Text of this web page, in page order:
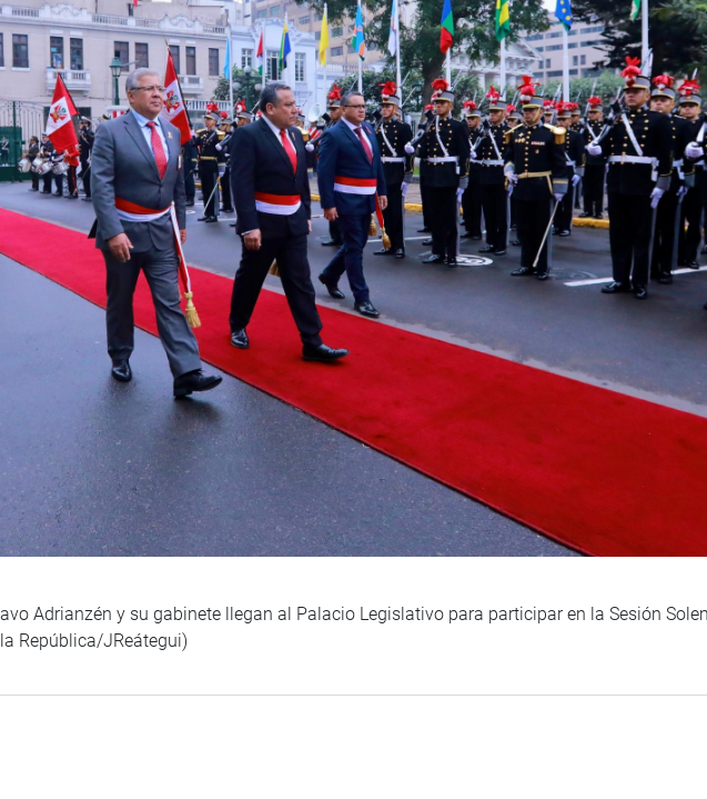
Adrianzén y su gabinete llegan al Palacio Legislativo para participar en la Sesión
República/JReátegui)